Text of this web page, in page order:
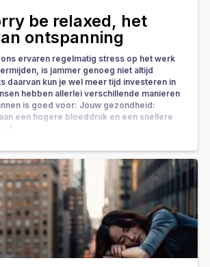
be relaxed, het
ontspanning
ervaren regelmatig stress op het werk
is jammer genoeg niet altijd
daarvan kun je wel meer tijd investeren in
hebben allerlei verschillende manieren
is goed voor: Jouw gezondheid:
een hogere bloeddruk en een snellere